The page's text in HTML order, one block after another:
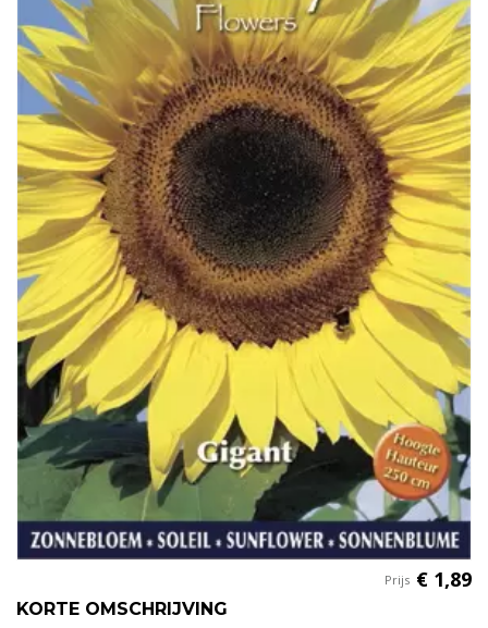
Prijs € 1,89
KORTE OMSCHRIJVING